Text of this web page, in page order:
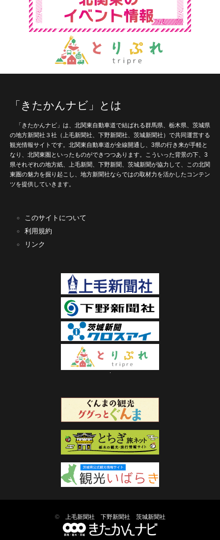
「きたかんナビ」とは
「きたかんナビ」は、北関東自動車道で結ばれる群馬県、栃木県、茨城県
の地方新聞社３社（上毛新聞社、下野新聞社、茨城新聞社）で共同運営する
観光情報サイトです。北関東自動車道が全線開通し、3県の行き来が手軽と
なり、北関東圏といったものができつつあります。こういった背景の下、3
県それぞれの地方紙、上毛新聞、下野新聞、茨城新聞が協力して、この北関
東圏の魅力を掘り起こし、地方新聞社ならではの取材力を活かしたコンテン
ツを提供していきます。
このサイトについて
利用規約
リンク
© 上毛新聞社 下野新聞社 茨城新聞社